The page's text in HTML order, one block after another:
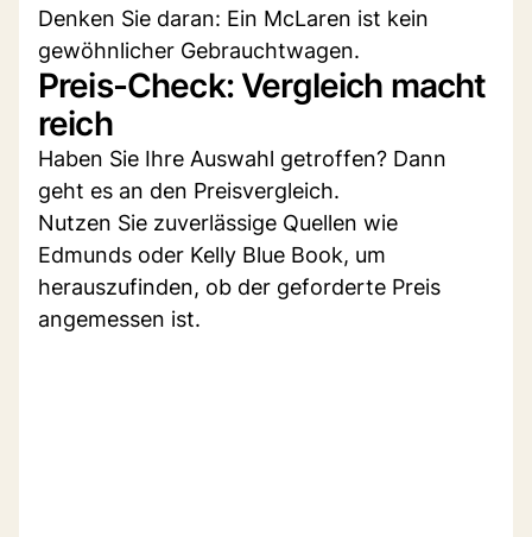
Denken Sie daran: Ein McLaren ist kein
gewöhnlicher Gebrauchtwagen.
Preis-Check: Vergleich macht
reich
Haben Sie Ihre Auswahl getroffen? Dann
geht es an den Preisvergleich.
Nutzen Sie zuverlässige Quellen wie
Edmunds oder Kelly Blue Book, um
herauszufinden, ob der geforderte Preis
angemessen ist.